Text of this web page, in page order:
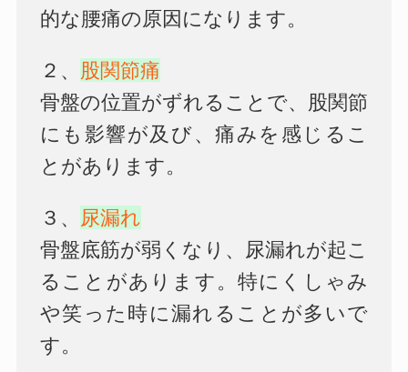
的な腰痛の原因になります。
２、 股関節痛
骨盤の位置がずれることで、股関節
にも影響が及び、痛みを感じるこ
とがあります。
３、 尿漏れ
骨盤底筋が弱くなり、尿漏れが起こ
ることがあります。特にくしゃみ
や笑った時に漏れることが多いで
す。